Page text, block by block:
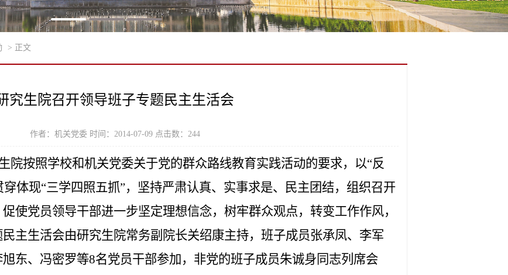
> 正文
究生院召开领导班子专题民主生活会
作者：机关党委 时间：2014-07-09 点击数： 244
院按照学校和机关党委关于党的群众路线教育实践活动的要求，以“反
穿体现“三学四照五抓”，坚持严肃认真、实事求是、民主团结，组织召开
使党员领导干部进一步坚定理想信念，树牢群众观点，转变工作作风，
主生活会由研究生院常务副院长关绍康主持，班子成员张承凤、李军
东、冯密罗等8名党员干部参加， 非党的班子成员朱诚身同志列席会